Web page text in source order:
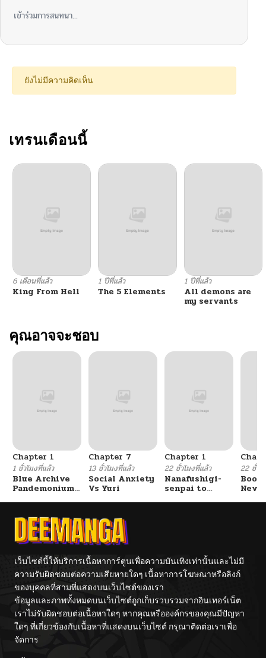
เข้าร่วมการสนทนา...
ยังไม่มีความคิดเห็น
เทรนเดือนนี้
6 เดือนที่แล้ว
King From Hell
1 ปีที่แล้ว
The 5 Elements
1 ปีที่แล้ว
All demons are
my servants
คุณอาจจะชอบ
Chapter 1
1 ชั่วโมงที่แล้ว
Blue Archive
Pandemonium
Chapter 7
13 ชั่วโมงที่แล้ว
Social Anxiety
Vs Yuri
Chapter 1
22 ชั่วโมงที่แล้ว
Nanafushigi-
senpai to
22 ชั่วโ
เว็บไซต์นี้ให้บริการเนื้อหาการ์ตูนเพื่อความบันเทิงเท่านั้นและไม่มี
ความรับผิดชอบต่อความเสียหายใดๆ เนื้อหาการโฆษณาหรือลิงก์
ของบุคคลที่สามที่แสดงบนเว็บไซต์ของเรา
ข้อมูลและภาพทั้งหมดบนเว็บไซต์ถูกเก็บรวบรวมจากอินเทอร์เน็ต
เราไม่รับผิดชอบต่อเนื้อหาใดๆ หากคุณหรือองค์กรของคุณมีปัญหา
ใดๆ ที่เกี่ยวข้องกับเนื้อหาที่แสดงบนเว็บไซต์ กรุณาติดต่อเราเพื่อ
จัดการ